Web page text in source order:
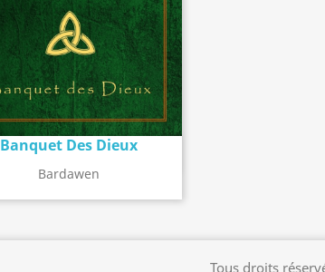
Banquet Des Dieux
Bardawen
searchDétail de l'album
Tous droits